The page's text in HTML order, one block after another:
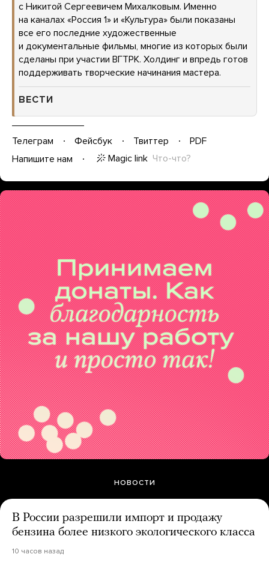
с Никитой Сергеевичем Михалковым. Именно
на каналах «Россия 1» и «Культура» были показаны
все его последние художественные
и документальные фильмы, многие из которых были
сделаны при участии ВГТРК. Холдинг и впредь готов
поддерживать творческие начинания мастера.
ВЕСТИ
Телеграм Фейсбук Твиттер
PDF
Напишите нам
Magic link Что-что?
НОВОСТИ
В России разрешили импорт и продажу
бензина более низкого экологического класса
10 часов назад